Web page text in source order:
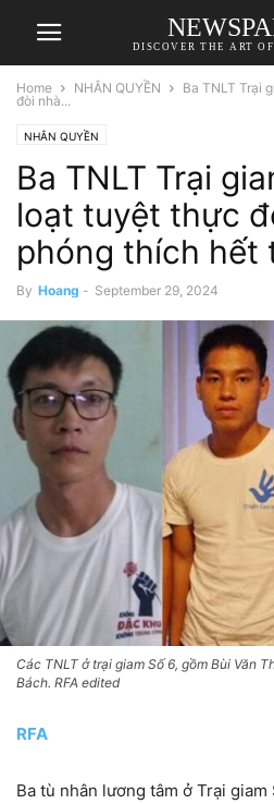
DISCOVER THE ART
Home NHÂN QUYỀN
Ba TNLT Trại
đòi nhà...
NHÂN QUYỀN
Ba TNLT Trại
loạt tuyệt thực
phóng thích hết
By Hoang - September 29, 2024
Các TNLT ở trại giam Số 6, gồm Bùi Văn
Bách. RFA edited
RFA
Ba tù nhân lương tâm ở Trại giam